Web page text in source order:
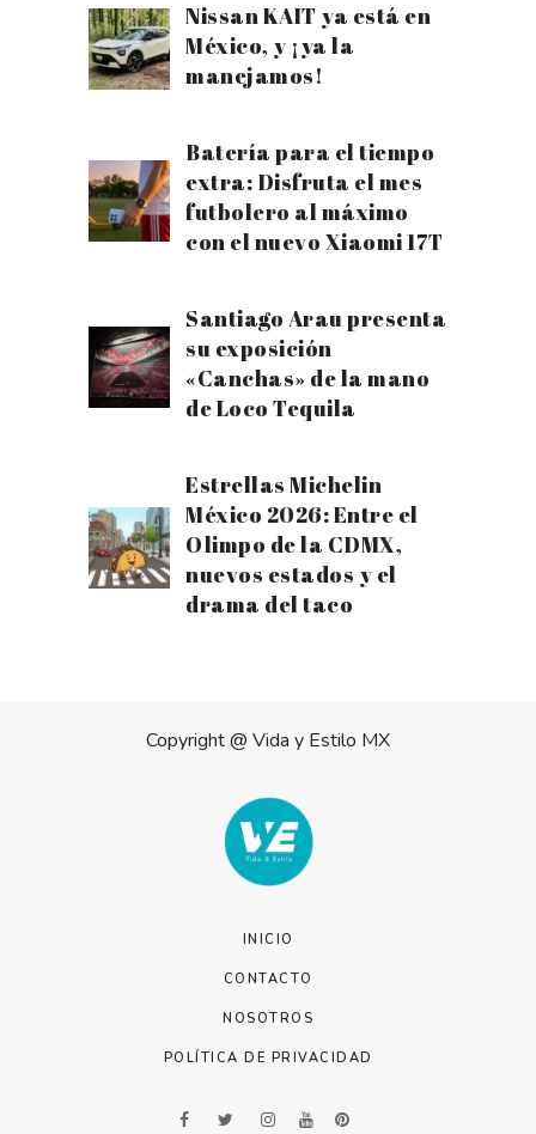
Nissan KAIT ya está en
México, y ¡ya la
manejamos!
Batería para el tiempo
extra: Disfruta el mes
futbolero al máximo
con el nuevo Xiaomi 17T
Santiago Arau presenta
su exposición
«Canchas» de la mano
de Loco Tequila
Estrellas Michelin
México 2026: Entre el
Olimpo de la CDMX,
nuevos estados y el
drama del taco
Copyright @ Vida y Estilo MX
INICIO
CONTACTO
NOSOTROS
POLÍTICA DE PRIVACIDAD